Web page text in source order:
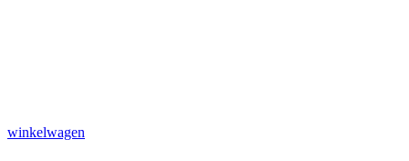
winkelwagen